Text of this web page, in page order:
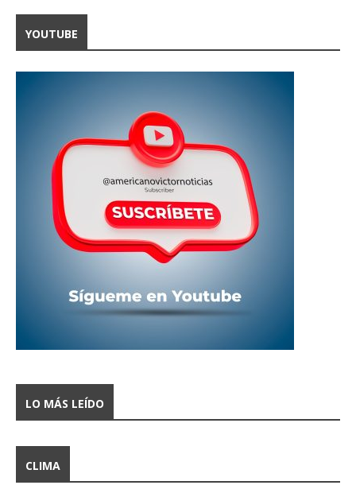
YOUTUBE
LO MÁS LEÍDO
CLIMA